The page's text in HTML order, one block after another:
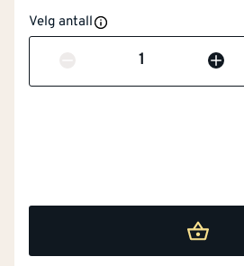
Velg antall
Antall